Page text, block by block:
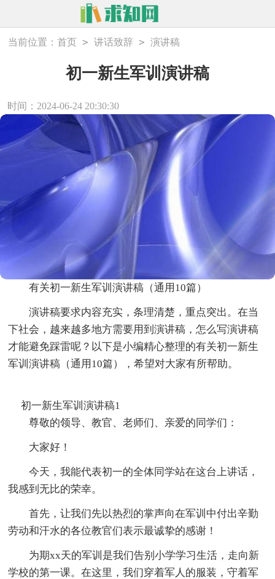
当前位置：首页 > 讲话致辞 > 演讲稿
初一新生军训演讲稿
时间：2024-06-24 20:30:30
有关初一新生军训演讲稿（通用10篇）
演讲稿要求内容充实，条理清楚，重点突出。在当
下社会，越来越多地方需要用到演讲稿，怎么写演讲稿
才能避免踩雷呢？以下是小编精心整理的有关初一新生
军训演讲稿（通用10篇），希望对大家有所帮助。
初一新生军训演讲稿1
尊敬的领导、教官、老师们、亲爱的同学们：
大家好！
今天，我能代表初一的全体同学站在这台上讲话，
我感到无比的荣幸。
首先，让我们先以热烈的掌声向在军训中付出辛勤
劳动和汗水的各位教官们表示最诚挚的感谢！
为期xx天的军训是我们告别小学学习生活，走向新
学校的第一课。在这里，我们穿着军人的服装，守着军